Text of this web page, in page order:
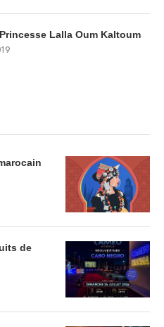
Lalla Oum Kaltoum
de